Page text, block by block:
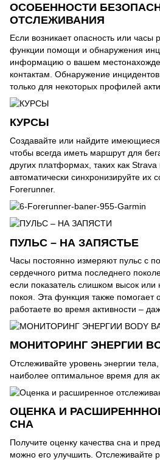
ОСОБЕННОСТИ
ОТСЛЕЖИВАНИЯ
Если возникает опасность или часы
функции помощи и обнаружения
информацию о вашем
контактам. Обнаружение
только для некоторых профилей
КУРСЫ
Создавайте или найдите
чтобы всегда иметь маршрут для
других платформах, таких как
автоматически синхронизируйте
Forerunner.
ПУЛЬС – НА ЗАПЯСТЬЕ
Часы постоянно измеряют пульс с
сердечного ритма последнего
если показатель слишком высок или
покоя. Эта функция также помогает
работаете во время активности –
МОНИТОРИНГ ЭНЕРГИИ
Отслеживайте уровень энергии
наиболее оптимальное время для
ОЦЕНКА И
СНА
Получите оценку качества сна и
можно его улучшить. Отслеживайте